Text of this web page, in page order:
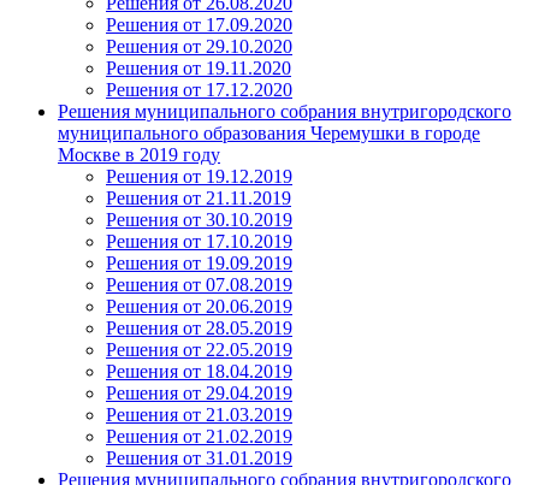
Решения от 17.09.2020
Решения от 29.10.2020
Решения от 19.11.2020
Решения от 17.12.2020
Решения муниципального собрания внутригородского
муниципального образования Черемушки в городе
Москве в 2019 году
Решения от 19.12.2019
Решения от 21.11.2019
Решения от 30.10.2019
Решения от 17.10.2019
Решения от 19.09.2019
Решения от 07.08.2019
Решения от 20.06.2019
Решения от 28.05.2019
Решения от 22.05.2019
Решения от 18.04.2019
Решения от 29.04.2019
Решения от 21.03.2019
Решения от 21.02.2019
Решения от 31.01.2019
Решения муниципального собрания внутригородского